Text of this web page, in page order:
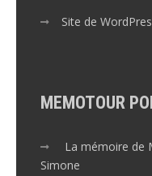
Site de
MEMOTOUR
La mémoire de
Simone